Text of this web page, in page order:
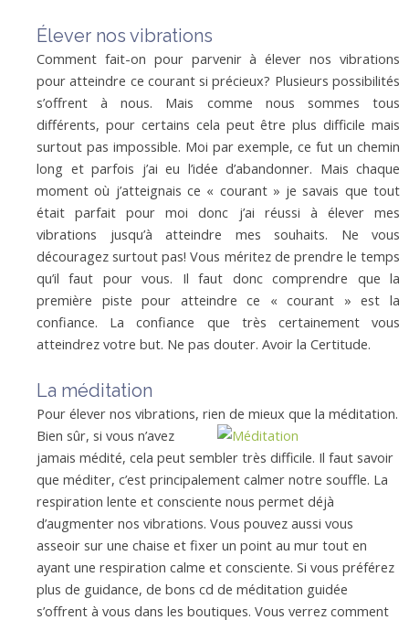
Élever nos vibrations
Comment fait-on pour parvenir à élever nos vibrations
pour atteindre ce courant si précieux? Plusieurs possibilités
s’offrent à nous. Mais comme nous sommes tous
différents, pour certains cela peut être plus difficile mais
surtout pas impossible. Moi par exemple, ce fut un chemin
long et parfois j’ai eu l’idée d’abandonner. Mais chaque
moment où j’atteignais ce « courant » je savais que tout
était parfait pour moi donc j’ai réussi à élever mes
vibrations jusqu’à atteindre mes souhaits. Ne vous
découragez surtout pas! Vous méritez de prendre le temps
qu’il faut pour vous. Il faut donc comprendre que la
première piste pour atteindre ce « courant » est la
confiance. La confiance que très certainement vous
atteindrez votre but. Ne pas douter. Avoir la Certitude.
La méditation
Pour élever nos vibrations, rien de mieux que la méditation.
Bien sûr, si vous n’avez
jamais médité, cela peut sembler très difficile. Il faut savoir
que méditer, c’est principalement calmer notre souffle. La
respiration lente et consciente nous permet déjà
d’augmenter nos vibrations. Vous pouvez aussi vous
asseoir sur une chaise et fixer un point au mur tout en
ayant une respiration calme et consciente. Si vous préférez
plus de guidance, de bons cd de méditation guidée
s’offrent à vous dans les boutiques. Vous verrez comment